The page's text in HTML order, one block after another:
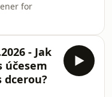
for
- Jak
účesem
dcerou?